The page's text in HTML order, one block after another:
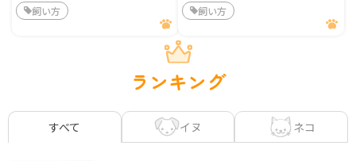
飼い方 飼い方
ランキング
すべて イヌ ネコ